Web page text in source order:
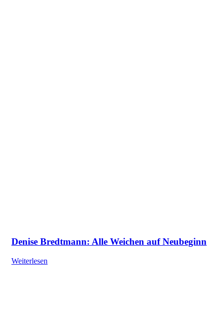
Denise Bredtmann: Alle Weichen auf Neubeginn
Weiterlesen